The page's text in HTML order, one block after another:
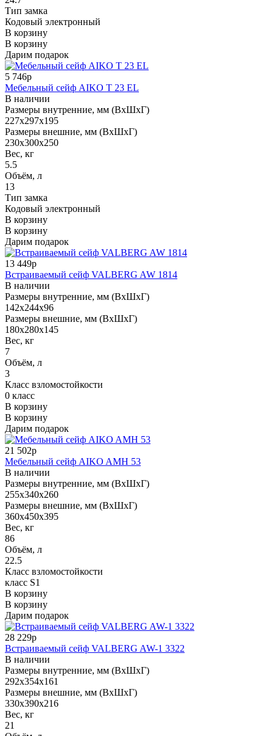
Тип замка
Кодовый электронный
В корзину
В корзину
Дарим подарок
5 746р
Мебельный сейф AIKO Т 23 EL
В наличии
Размеры внутренние, мм (ВхШхГ)
227x297x195
Размеры внешние, мм (ВхШхГ)
230x300x250
Вес, кг
5.5
Объём, л
13
Тип замка
Кодовый электронный
В корзину
В корзину
Дарим подарок
13 449р
Встраиваемый сейф VALBERG AW 1814
В наличии
Размеры внутренние, мм (ВхШхГ)
142x244x96
Размеры внешние, мм (ВхШхГ)
180x280x145
Вес, кг
7
Объём, л
3
Класс взломостойкости
0 класс
В корзину
В корзину
Дарим подарок
21 502р
Мебельный сейф AIKO AMH 53
В наличии
Размеры внутренние, мм (ВхШхГ)
255x340x260
Размеры внешние, мм (ВхШхГ)
360x450x395
Вес, кг
86
Объём, л
22.5
Класс взломостойкости
класс S1
В корзину
В корзину
Дарим подарок
28 229р
Встраиваемый сейф VALBERG AW-1 3322
В наличии
Размеры внутренние, мм (ВхШхГ)
292x354x161
Размеры внешние, мм (ВхШхГ)
330x390x216
Вес, кг
21